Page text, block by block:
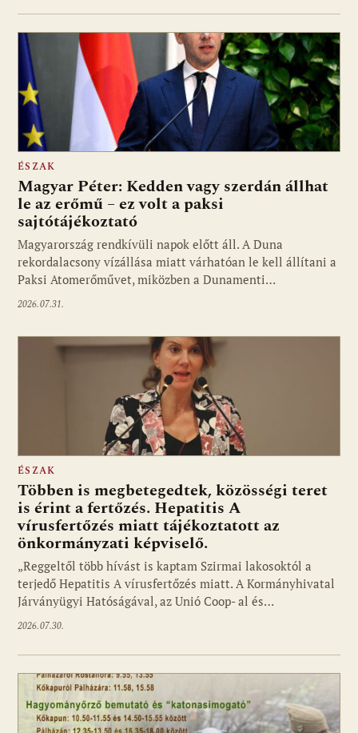
ÉSZAK
Magyar Péter: Kedden vagy szerdán állhat
le az erőmű – ez volt a paksi
sajtótájékoztató
Magyarország rendkívüli napok előtt áll. A Duna
rekordalacsony vízállása miatt várhatóan le kell állítani a
Paksi Atomerőművet, miközben a Dunamenti…
2026.07.31.
ÉSZAK
Többen is megbetegedtek, közösségi teret
is érint a fertőzés. Hepatitis A
vírusfertőzés miatt tájékoztatott az
önkormányzati képviselő.
„Reggeltől több hívást is kaptam Szirmai lakosoktól a
terjedő Hepatitis A vírusfertőzés miatt. A Kormányhivatal
Járványügyi Hatóságával, az Unió Coop- al és…
2026.07.30.